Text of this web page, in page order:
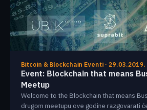
Bitcoin & Blockchain Eventi · 29.03.2019.
Event: Blockchain that means
Meetup
Welcome to the Blockchain that means
drugom meetupu ove godine razgovarati